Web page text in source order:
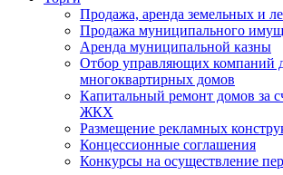
Продажа, аренда земельных и
Продажа муниципального
Аренда муниципальной казны
Отбор управляющих компаний
многоквартирных домов
Капитальный ремонт домов за
ЖКХ
Размещение рекламных
Концессионные соглашения
Конкурсы на осуществление